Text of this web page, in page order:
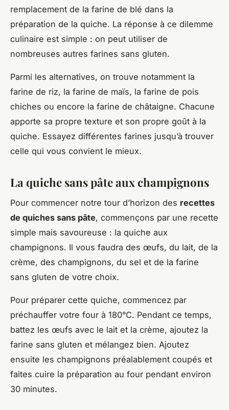
remplacement de la farine de blé dans la
préparation de la quiche. La réponse à ce dilemme
culinaire est simple : on peut utiliser de
nombreuses autres farines sans gluten.
Parmi les alternatives, on trouve notamment la
farine de riz, la farine de maïs, la farine de pois
chiches ou encore la farine de châtaigne. Chacune
apporte sa propre texture et son propre goût à la
quiche. Essayez différentes farines jusqu’à trouver
celle qui vous convient le mieux.
La quiche sans pâte aux champignons
Pour commencer notre tour d’horizon des recettes
de quiches sans pâte, commençons par une recette
simple mais savoureuse : la quiche aux
champignons. Il vous faudra des œufs, du lait, de la
crème, des champignons, du sel et de la farine
sans gluten de votre choix.
Pour préparer cette quiche, commencez par
préchauffer votre four à 180°C. Pendant ce temps,
battez les œufs avec le lait et la crème, ajoutez la
farine sans gluten et mélangez bien. Ajoutez
ensuite les champignons préalablement coupés et
faites cuire la préparation au four pendant environ
30 minutes.